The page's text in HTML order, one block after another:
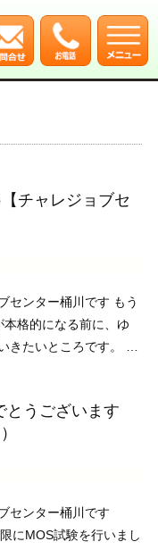
チャレジョブセ
センター桶川です もう
格的になる前に、ゆ
きたいところです。 さ
とうございます
センター桶川です
にMOS試験を行いまし